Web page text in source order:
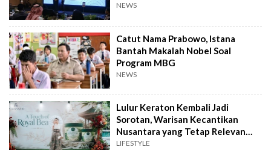
NEWS
Catut Nama Prabowo, Istana
Bantah Makalah Nobel Soal
Program MBG
NEWS
Lulur Keraton Kembali Jadi
Sorotan, Warisan Kecantikan
Nusantara yang Tetap Relevan
hingga Kini
LIFESTYLE